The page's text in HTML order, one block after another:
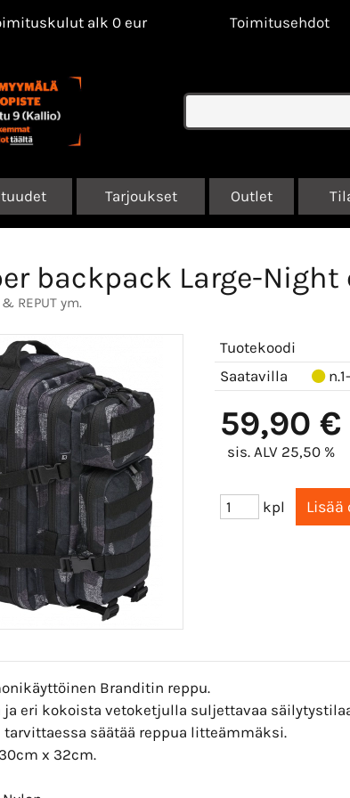
alk 0 eur Toimitusehdot
Tarjoukset Outlet
backpack Large-
& REPUT ym.
Tuotekoodi
Saatavilla
59,90 €
sis. ALV 25,50 %
kpl
Branditin reppu.
eri kokoista vetoketjulla suljettavaa
tarvittaessa säätää reppua litteämmäksi.
x 32cm.